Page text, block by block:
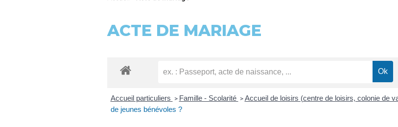
ACTE DE MARIAGE
Accueil particuliers > Famille - Scolarité > Accueil de loisirs (centre de loisirs, colonie de
de jeunes bénévoles ?